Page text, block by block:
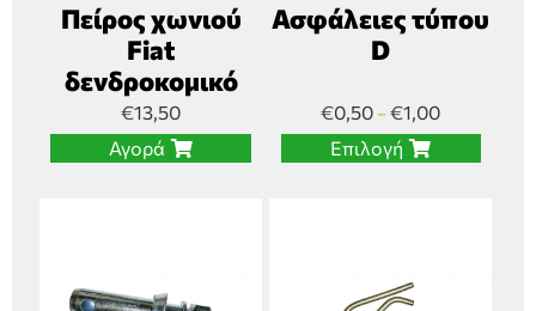
Πείρος χωνιού
Fiat
δενδροκομικό
€13,50
Αγορά
Ασφάλειες τύπου
D
€0,50 –€1,00
Επιλογή